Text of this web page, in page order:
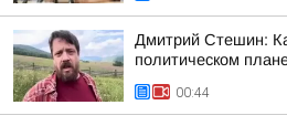
Дмитрий Стешин:
политическом
00:44